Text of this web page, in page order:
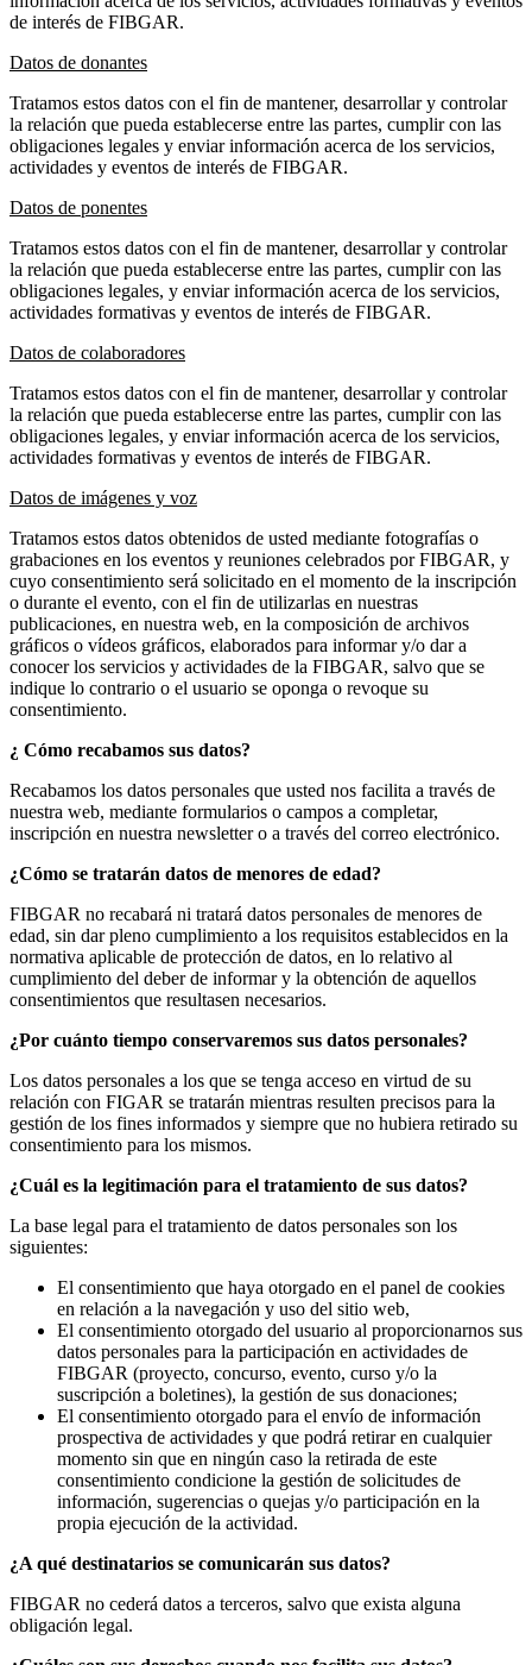
de interés de FIBGAR.
Datos de donantes
Tratamos estos datos con el fin de mantener, desarrollar y controlar
la relación que pueda establecerse entre las partes, cumplir con las
obligaciones legales y enviar información acerca de los servicios,
actividades y eventos de interés de FIBGAR.
Datos de ponentes
Tratamos estos datos con el fin de mantener, desarrollar y controlar
la relación que pueda establecerse entre las partes, cumplir con las
obligaciones legales, y enviar información acerca de los servicios,
actividades formativas y eventos de interés de FIBGAR.
Datos de colaboradores
Tratamos estos datos con el fin de mantener, desarrollar y controlar
la relación que pueda establecerse entre las partes, cumplir con las
obligaciones legales, y enviar información acerca de los servicios,
actividades formativas y eventos de interés de FIBGAR.
Datos de imágenes y voz
Tratamos estos datos obtenidos de usted mediante fotografías o
grabaciones en los eventos y reuniones celebrados por FIBGAR, y
cuyo consentimiento será solicitado en el momento de la inscripción
o durante el evento, con el fin de utilizarlas en nuestras
publicaciones, en nuestra web, en la composición de archivos
gráficos o vídeos gráficos, elaborados para informar y/o dar a
conocer los servicios y actividades de la FIBGAR, salvo que se
indique lo contrario o el usuario se oponga o revoque su
consentimiento.
¿ Cómo recabamos sus datos?
Recabamos los datos personales que usted nos facilita a través de
nuestra web, mediante formularios o campos a completar,
inscripción en nuestra newsletter o a través del correo electrónico.
¿Cómo se tratarán datos de menores de edad?
FIBGAR no recabará ni tratará datos personales de menores de
edad, sin dar pleno cumplimiento a los requisitos establecidos en la
normativa aplicable de protección de datos, en lo relativo al
cumplimiento del deber de informar y la obtención de aquellos
consentimientos que resultasen necesarios.
¿Por cuánto tiempo conservaremos sus datos personales?
Los datos personales a los que se tenga acceso en virtud de su
relación con FIGAR se tratarán mientras resulten precisos para la
gestión de los fines informados y siempre que no hubiera retirado su
consentimiento para los mismos.
¿Cuál es la legitimación para el tratamiento de sus datos?
La base legal para el tratamiento de datos personales son los
siguientes:
El consentimiento que haya otorgado en el panel de cookies
en relación a la navegación y uso del sitio web,
El consentimiento otorgado del usuario al proporcionarnos sus
datos personales para la participación en actividades de
FIBGAR (proyecto, concurso, evento, curso y/o la
suscripción a boletines), la gestión de sus donaciones;
El consentimiento otorgado para el envío de información
prospectiva de actividades y que podrá retirar en cualquier
momento sin que en ningún caso la retirada de este
consentimiento condicione la gestión de solicitudes de
información, sugerencias o quejas y/o participación en la
propia ejecución de la actividad.
¿A qué destinatarios se comunicarán sus datos?
FIBGAR no cederá datos a terceros, salvo que exista alguna
obligación legal.